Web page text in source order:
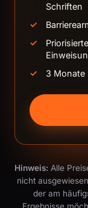
Schriften
3 Monate
Hinweis: Alle
nicht
der am
Ergebnisse